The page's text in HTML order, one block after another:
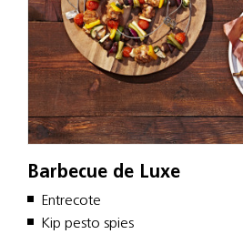
Barbecue de Luxe
Entrecote
Kip pesto spies